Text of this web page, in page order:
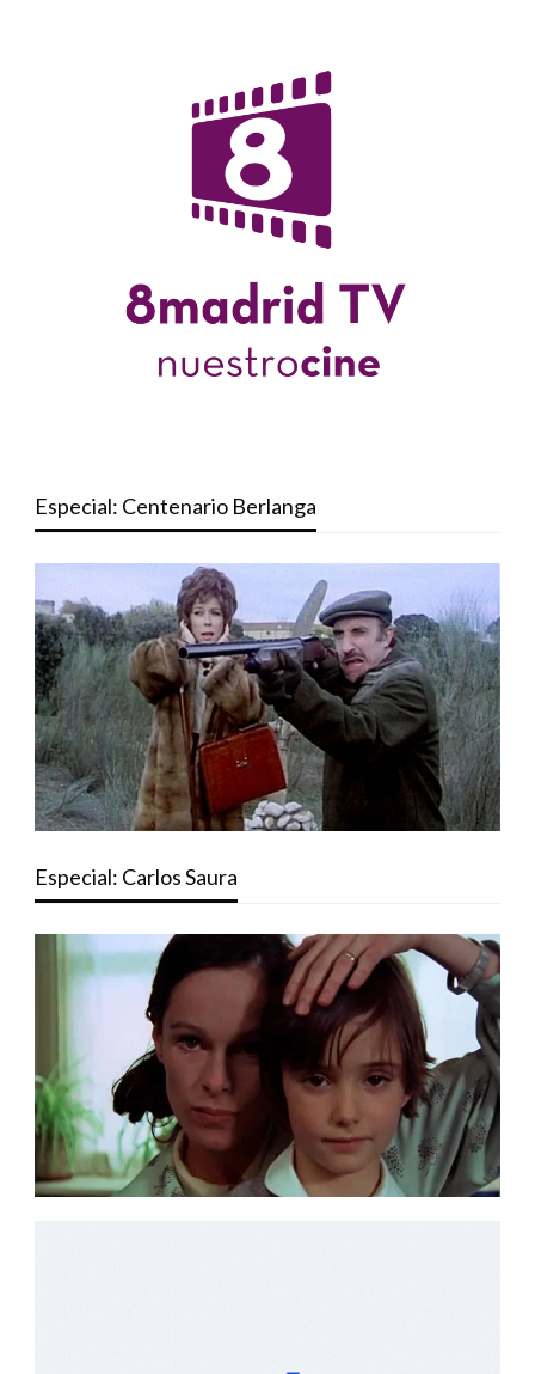
Especial: Centenario Berlanga
Especial: Carlos Saura